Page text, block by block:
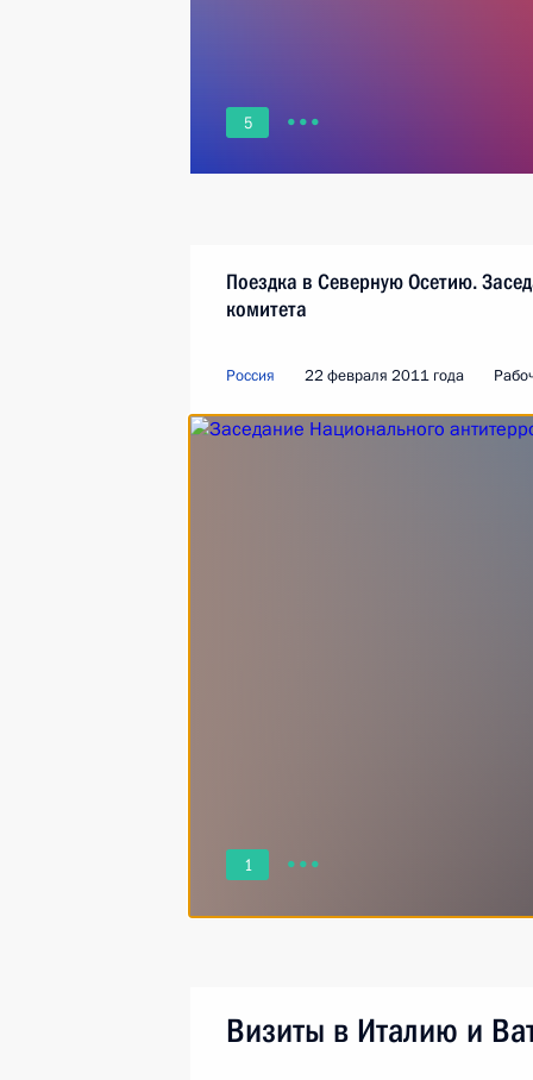
5
Поездка в Северную Осетию.
комитета
Россия 22 февраля 2011 года
1
Визиты в Италию и